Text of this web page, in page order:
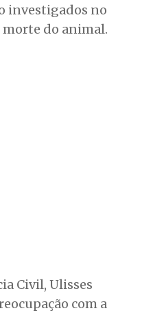
investigados no
morte do animal.
Civil, Ulisses
com a